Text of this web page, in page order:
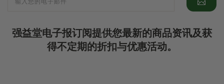
强益堂电子报订阅提供您最新的商品资讯及获
得不定期的折扣与优惠活动。